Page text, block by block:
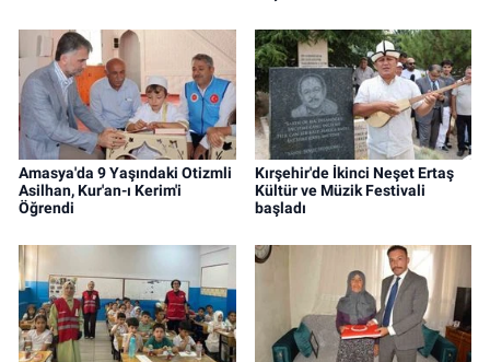
Amasya'da 9 Yaşındaki Otizmli
Asilhan, Kur'an-ı Kerim'i
Öğrendi
Kırşehir'de İkinci Neşet Ertaş
Kültür ve Müzik Festivali
başladı